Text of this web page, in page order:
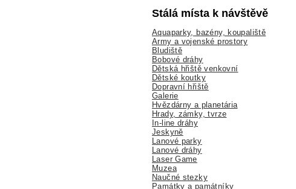
Stálá místa k návštěvě
Aquaparky, bazény, koupaliště
Army a vojenské prostory
Bludiště
Bobové dráhy
Dětská hřiště venkovní
Dětské koutky
Dopravní hřiště
Galerie
Hvězdárny a planetária
Hrady, zámky, tvrze
In-line dráhy
Jeskyně
Lanové parky
Lanové dráhy
Laser Game
Muzea
Naučné stezky
Památky a památníky